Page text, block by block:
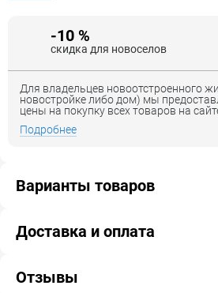
-10 %
скидка для новоселов
Для владельцев новоотстроенного
новостройке либо дом) мы
цены на покупку всех товаров на
Подробнее
Варианты товаров
Доставка и оплата
Отзывы